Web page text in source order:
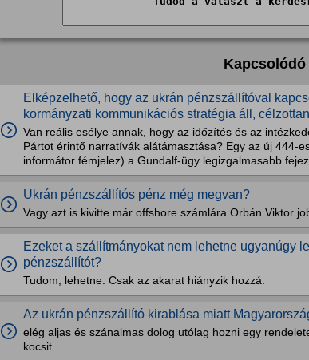
Elképzelhető, hogy az ukrán pénzszállítóval
kormányzati kommunikációs stratégia áll,
Van reális esélye annak, hogy az időzítés és az
Pártot érintő narratívák alátámasztása? Egy az új 444-
informátor fémjelez) a Gundalf-ügy legizgalmasabb
Ukrán pénzszállítós pénz még megvan?
Vagy azt is kivitte már offshore számlára Orbán Viktor
Ezeket a szállítmányokat nem lehetne ugyanúgy
pénzszállítót?
Tudom, lehetne. Csak az akarat hiányzik hozzá.
Az ukrán pénzszállító kirablása miatt
elég aljas és szánalmas dolog utólag hozni egy
kocsit...